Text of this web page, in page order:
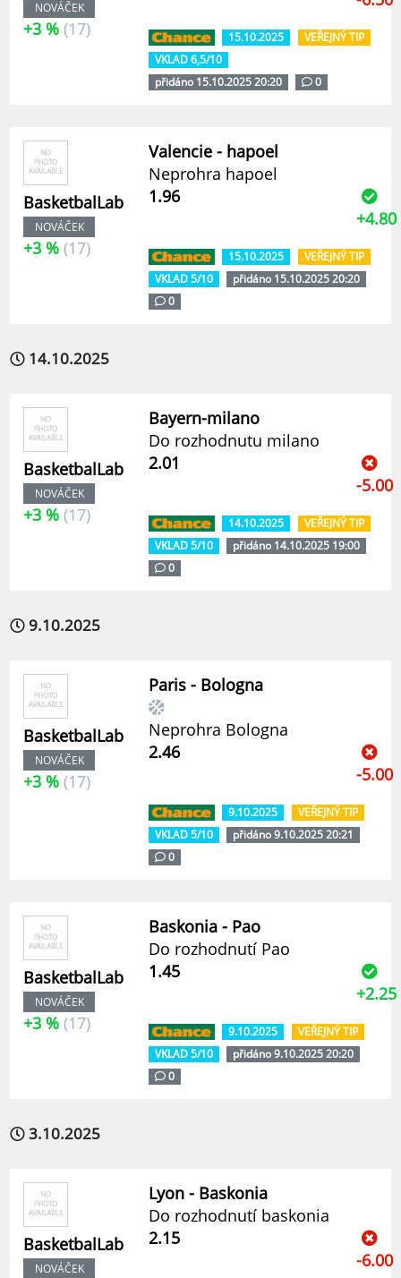
NOVÁČEK
+3 % (17) 15.10.2025
VEŘEJNÝ TIP
VKLAD 6,5/10
přidáno 15.10.2025 20:20
0
BasketbalLab
NOVÁČEK
+3 % (17)
Valencie - hapoel
Neprohra hapoel
1.96
+4.80
15.10.2025
VEŘEJNÝ TIP
VKLAD 5/10
přidáno 15.10.2025 20:20
0
14.10.2025
BasketbalLab
NOVÁČEK
+3 % (17)
Bayern-milano
Do rozhodnutu milano
2.01
-5.00
14.10.2025
VEŘEJNÝ TIP
VKLAD 5/10
přidáno 14.10.2025 19:00
0
9.10.2025
BasketbalLab
NOVÁČEK
+3 % (17)
Paris - Bologna
Neprohra Bologna
2.46
-5.00
9.10.2025
VEŘEJNÝ TIP
VKLAD 5/10
přidáno 9.10.2025 20:21
0
BasketbalLab
NOVÁČEK
+3 % (17)
Baskonia - Pao
Do rozhodnutí Pao
1.45
+2.25
9.10.2025
VEŘEJNÝ TIP
VKLAD 5/10
přidáno 9.10.2025 20:20
0
3.10.2025
BasketbalLab
NOVÁČEK
Lyon - Baskonia
Do rozhodnutí baskonia
2.15
-6.00